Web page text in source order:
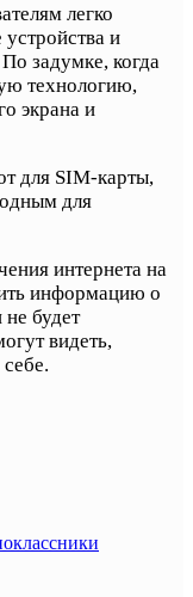
легко
и
задумке, когда
технологию,
экрана и
для SIM-карты,
для
интернета на
информацию о
будет
видеть,